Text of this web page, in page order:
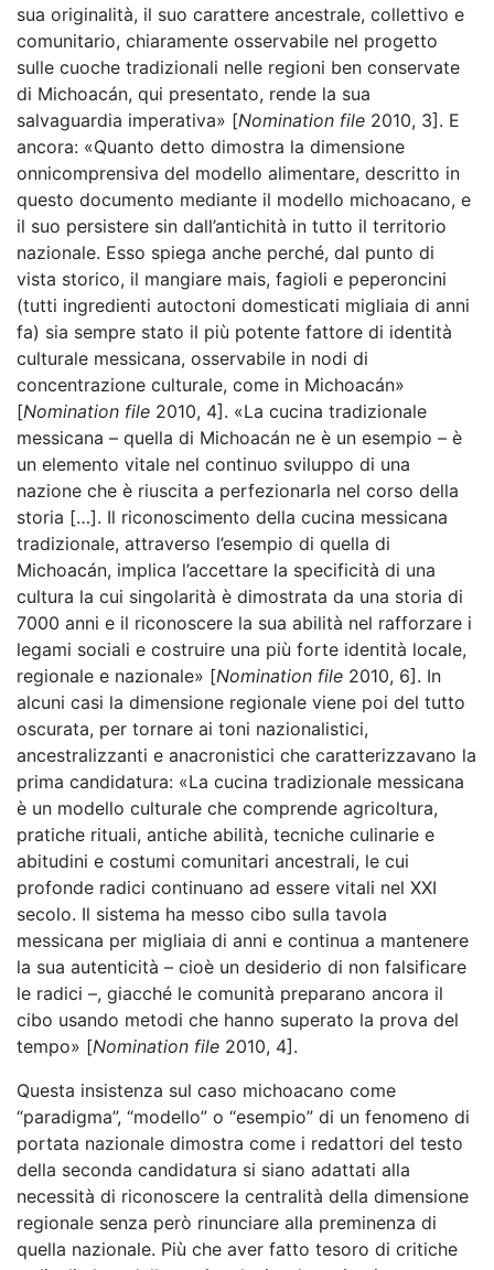
sua originalità, il suo carattere ancestrale, collettivo e
comunitario, chiaramente osservabile nel progetto
sulle cuoche tradizionali nelle regioni ben conservate
di Michoacán, qui presentato, rende la sua
salvaguardia imperativa» [Nomination file 2010, 3]. E
ancora: «Quanto detto dimostra la dimensione
onnicomprensiva del modello alimentare, descritto in
questo documento mediante il modello michoacano, e
il suo persistere sin dall’antichità in tutto il territorio
nazionale. Esso spiega anche perché, dal punto di
vista storico, il mangiare mais, fagioli e peperoncini
(tutti ingredienti autoctoni domesticati migliaia di anni
fa) sia sempre stato il più potente fattore di identità
culturale messicana, osservabile in nodi di
concentrazione culturale, come in Michoacán»
[Nomination file 2010, 4]. «La cucina tradizionale
messicana – quella di Michoacán ne è un esempio – è
un elemento vitale nel continuo sviluppo di una
nazione che è riuscita a perfezionarla nel corso della
storia […]. Il riconoscimento della cucina messicana
tradizionale, attraverso l’esempio di quella di
Michoacán, implica l’accettare la specificità di una
cultura la cui singolarità è dimostrata da una storia di
7000 anni e il riconoscere la sua abilità nel rafforzare i
legami sociali e costruire una più forte identità locale,
regionale e nazionale» [Nomination file 2010, 6]. In
alcuni casi la dimensione regionale viene poi del tutto
oscurata, per tornare ai toni nazionalistici,
ancestralizzanti e anacronistici che caratterizzavano la
prima candidatura: «La cucina tradizionale messicana
è un modello culturale che comprende agricoltura,
pratiche rituali, antiche abilità, tecniche culinarie e
abitudini e costumi comunitari ancestrali, le cui
profonde radici continuano ad essere vitali nel XXI
secolo. Il sistema ha messo cibo sulla tavola
messicana per migliaia di anni e continua a mantenere
la sua autenticità – cioè un desiderio di non falsificare
le radici –, giacché le comunità preparano ancora il
cibo usando metodi che hanno superato la prova del
tempo» [Nomination file 2010, 4].
Questa insistenza sul caso michoacano come
“paradigma”, “modello” o “esempio” di un fenomeno di
portata nazionale dimostra come i redattori del testo
della seconda candidatura si siano adattati alla
necessità di riconoscere la centralità della dimensione
regionale senza però rinunciare alla preminenza di
quella nazionale. Più che aver fatto tesoro di critiche